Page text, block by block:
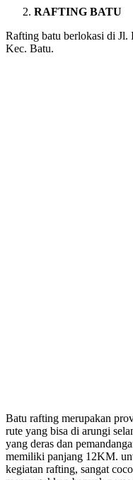
RAFTING BATU
Rafting batu berlokasi di
Kec. Batu.
Batu rafting merupakan
rute yang bisa di arungi
yang deras dan
memiliki panjang 12KM.
kegiatan rafting, sangat